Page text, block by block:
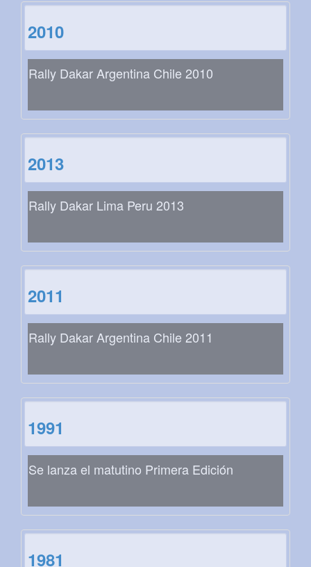
2010
Rally Dakar Argentina Chile 2010
2013
Rally Dakar Lima Peru 2013
2011
Rally Dakar Argentina Chile 2011
1991
Se lanza el matutino Primera Edición
1981